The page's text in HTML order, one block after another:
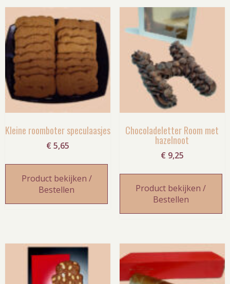
Kleine roomboter speculaasjes
€ 5,65
Product bekijken /
Bestellen
Chocoladeletter Room met
hazelnoot
€ 9,25
Product bekijken /
Bestellen